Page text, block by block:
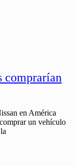
comprarían
en América
un vehículo